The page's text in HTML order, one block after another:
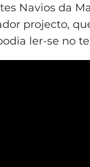
Navios da
projecto,
ler-se no